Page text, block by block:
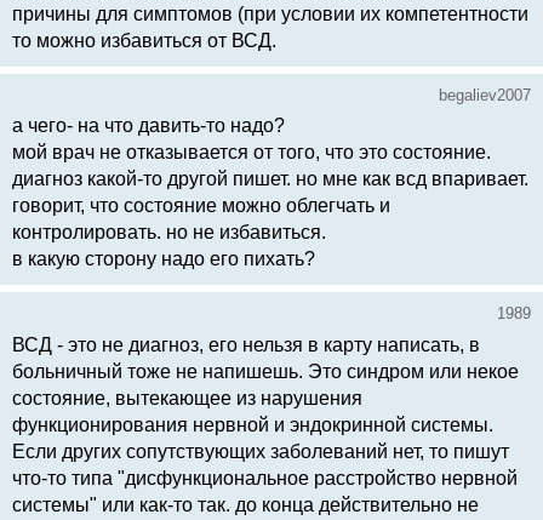
причины для симптомов (при условии их компетентности
то можно избавиться от ВСД.
begaliev2007
а чего- на что давить-то надо?
мой врач не отказывается от того, что это состояние.
диагноз какой-то другой пишет. но мне как всд впаривает.
говорит, что состояние можно облегчать и
контролировать. но не избавиться.
в какую сторону надо его пихать?
1989
ВСД - это не диагноз, его нельзя в карту написать, в
больничный тоже не напишешь. Это синдром или некое
состояние, вытекающее из нарушения
функционирования нервной и эндокринной системы.
Если других сопутствующих заболеваний нет, то пишут
что-то типа "дисфункциональное расстройство нервной
системы" или как-то так. до конца действительно не